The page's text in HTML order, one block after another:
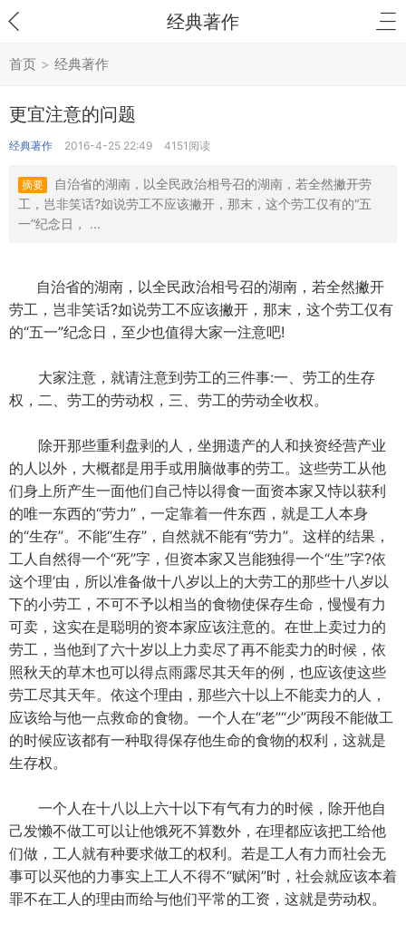
经典著作
首页 > 经典著作
更宜注意的问题
经典著作 2016-4-25 22:49 4151阅读
摘要
自治省的湖南，以全民政治相号召的湖南，若全然撇开劳
工，岂非笑话?如说劳工不应该撇开，那末，这个劳工仅有的“五
一”纪念日， ...
自治省的湖南，以全民政治相号召的湖南，若全然撇开
劳工，岂非笑话?如说劳工不应该撇开，那末，这个劳工仅有
的“五一”纪念日，至少也值得大家一注意吧!
大家注意，就请注意到劳工的三件事:一、劳工的生存
权，二、劳工的劳动权，三、劳工的劳动全收权。
除开那些重利盘剥的人，坐拥遗产的人和挟资经营产业
的人以外，大概都是用手或用脑做事的劳工。这些劳工从他
们身上所产生一面他们自己恃以得食一面资本家又恃以获利
的唯一东西的“劳力”，一定靠着一件东西，就是工人本身
的“生存”。不能“生存”，自然就不能有“劳力”。这样的结果，
工人自然得一个“死”字，但资本家又岂能独得一个“生”字?依
这个理’由，所以准备做十八岁以上的大劳工的那些十八岁以
下的小劳工，不可不予以相当的食物使保存生命，慢慢有力
可卖，这实在是聪明的资本家应该注意的。在世上卖过力的
劳工，当他到了六十岁以上力卖尽了再不能卖力的时候，依
照秋天的草木也可以得点雨露尽其天年的例，也应该使这些
劳工尽其天年。依这个理由，那些六十以上不能卖力的人，
应该给与他一点救命的食物。一个人在“老”“少”两段不能做工
的时候应该都有一种取得保存他生命的食物的权利，这就是
生存权。
一个人在十八以上六十以下有气有力的时候，除开他自
己发懒不做工可以让他饿死不算数外，在理都应该把工给他
们做，工人就有种要求做工的权利。若是工人有力而社会无
事可以买他的力事实上工人不得不“赋闲”时，社会就应该本着
罪不在工人的理由而给与他们平常的工资，这就是劳动权。